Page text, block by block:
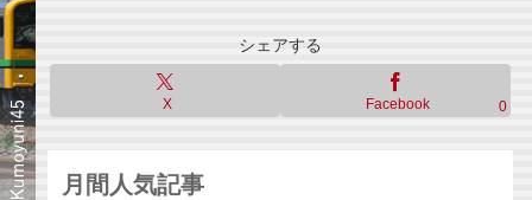
シェアする
X Facebook 0
月間人気記事